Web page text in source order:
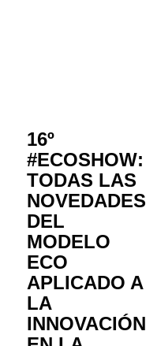
16º
#ECOSHOW:
TODAS LAS
NOVEDADES
DEL
MODELO
ECO
APLICADO A
LA
INNOVACIÓN